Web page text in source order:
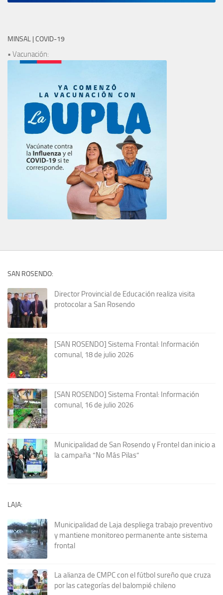
MINSAL | COVID-19
• Vacunación:
SAN ROSENDO:
Director Provincial de Educación realiza visita
protocolar a San Rosendo
[SAN ROSENDO] Sistema Frontal: Información
comunal, 18 de julio 2026
[SAN ROSENDO] Sistema Frontal: Información
comunal, 16 de julio 2026
Municipalidad de San Rosendo y Frontel dan inicio a
la campaña “No Más Pilas”
LAJA:
Municipalidad de Laja despliega trabajo preventivo
y mantiene monitoreo permanente ante sistema
frontal
La alianza de CMPC con el fútbol sureño que cruza
por las categorías del balompié chileno